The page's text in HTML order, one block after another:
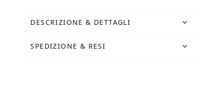
DESCRIZIONE & DETTAGLI
SPEDIZIONE & RESI